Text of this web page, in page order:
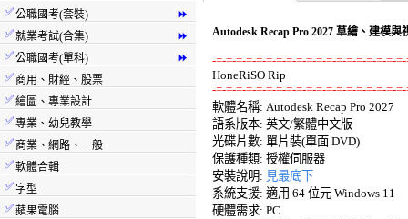
⏩
✅公職國考(套裝)
⏩
✅就業考試(合集)
⏩
✅公職國考(單科)
✅ 商用、財經、股票
✅繪圖、專業設計
✅專業、幼兒教學
✅ 商業、網路、一般
✅軟體合輯
✅字型
✅蘋果電腦
Autodesk Recap Pro 2027 草繪、建模
-=-=-=-=-=-=-=-=-=-=-=-=-=-=-=-=-=-=-
-=-=-=-=-=-=-=-=-=-=-=-=-=-=-=-=-=-=-
軟體名稱: Autodesk Recap Pro 2027
語系版本: 英文/繁體中文版
光碟片數: 單片裝(單面 DVD)
保護種類: 授權伺服器
安裝說明: 見最底下
系統支援: 適用 64 位元 Windows 11
硬體需求: PC